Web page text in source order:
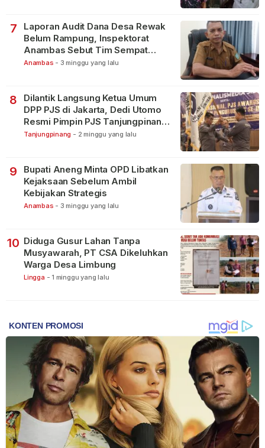
7
Laporan Audit Dana Desa Rewak
Belum Rampung, Inspektorat
Anambas Sebut Tim Sempat
Terbagi Tangani Kasus Lain
Anambas - 3 minggu yang lalu
8
Dilantik Langsung Ketua Umum
DPP PJS di Jakarta, Dedi Utomo
Resmi Pimpin PJS Tanjungpinang-
Bintan
Tanjungpinang - 2 minggu yang lalu
9
Bupati Aneng Minta OPD Libatkan
Kejaksaan Sebelum Ambil
Kebijakan Strategis
Anambas - 3 minggu yang lalu
10 Diduga Gusur Lahan Tanpa
Musyawarah, PT CSA Dikeluhkan
Warga Desa Limbung
Lingga - 1 minggu yang lalu